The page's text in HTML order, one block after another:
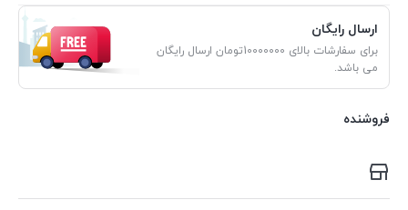
ارسال رایگان
برای سفارشات بالای 10000000تومان ارسال رایگان
می باشد.
فروشنده